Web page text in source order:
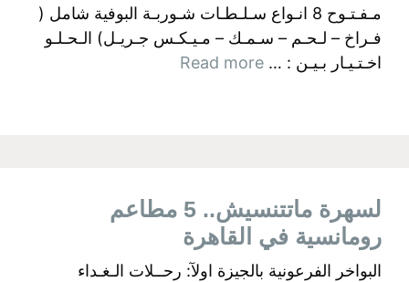
مـفـتـوح 8 انـواع سـلـطـات شـوربـة البوفية شامل (
فـراخ – لـحـم – سـمـك – مـيـكـس جـريـل) الـحـلـو
اخـتـيـار بـيـن : … Read more
لسهرة ماتتنسيش.. 5 مطاعم
رومانسية في القاهرة
البواخر الفرعونية بالجيزة اولآ: رحــلات الـغـداء